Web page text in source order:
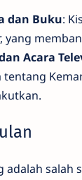
dan Buku:
yang
Acara
tentang
adalah salah